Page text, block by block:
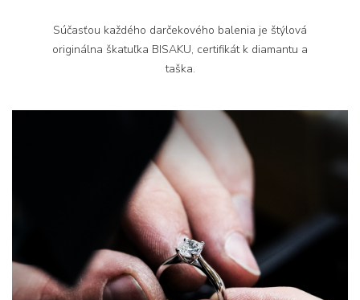
Súčasťou každého darčekového balenia je štýlová
originálna škatuľka BISAKU, certifikát k diamantu a
taška.